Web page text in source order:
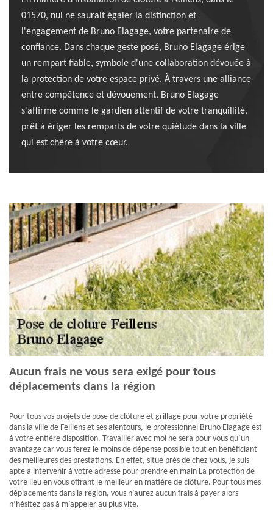
01570, nul ne saurait égaler la distinction et
l'engagement de Bruno Elagage, votre partenaire de
confiance. Dans chaque geste posé, Bruno Elagage érige
un rempart fiable, symbole d'une collaboration dévouée à
la protection de votre espace privé. À travers une alliance
entre compétence et dévouement, Bruno Elagage
s'affirme comme le gardien attentif de votre tranquillité,
prêt à ériger les remparts de votre quiétude dans la ville
qui est chère à votre cœur.
Aucun frais ne vous sera exigé pour tous
déplacements dans la région
Pour tous vos projets de pose de clôture et grillage pour votre propriété
dans la ville de Feillens et ses alentours, le professionnel Bruno Elagage est
à votre entière disposition. Travailler avec moi ne sera pour vous qu’un
avantage car vous ferez le moins de dépense possible tout en bénéficiant
des meilleures des prestations. En effet, situé près de chez vous, je suis
apte à intervenir à votre adresse pour prendre en main La protection de
votre lieu en vous offrant le meilleur en matière de clôture. Pour tous mes
déplacements dans la région, vous n’aurez aucun frais à payer alors
n’hésitez pas à m’appeler au plus vite.